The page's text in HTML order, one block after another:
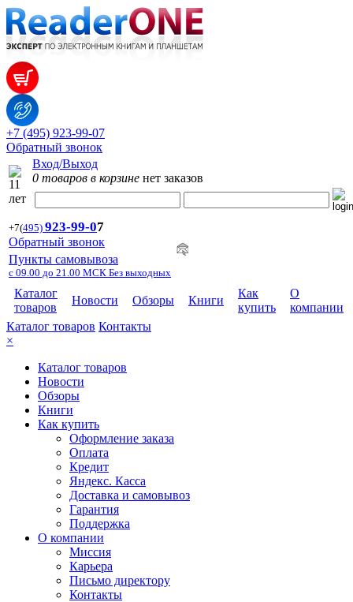
+7 (495) 923-99-07
Обратный звонок
Вход/Выход
0 товаров в корзине нет заказов
+7(495) 923-99-07
Обратный звонок
Пункты самовывоза
с 09.00 до 21.00 МСК Без выходных
Каталог
товаров
Новости Обзоры Книги
Как
купить
О
компании
Каталог товаров Контакты
×
Каталог товаров
Новости
Обзоры
Книги
Как купить
Оформление заказа
Оплата
Кредит
Яндекс. Касса
Доставка и самовывоз
Гарантия
Поддержка
О компании
Миссия
Карьера
Письмо директору
Контакты